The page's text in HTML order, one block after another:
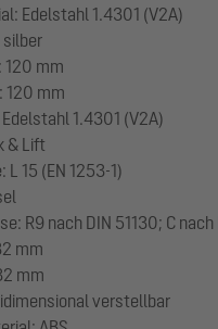
Edelstahl 1.4301 (V2A)
silber
120 mm
120 mm
1.4301 (V2A)
& Lift
15 (EN 1253-1)
R9 nach DIN 51130; C nach
mm
mm
verstellbar